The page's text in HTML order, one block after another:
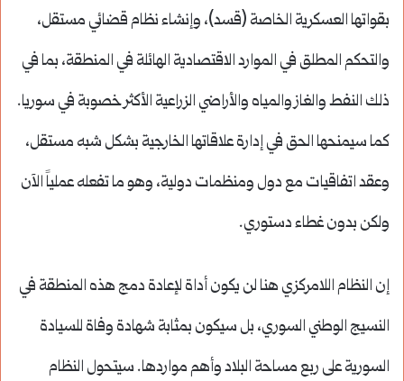
بقواتها العسكرية الخاصة (قسد)، وإنشاء نظام قضائي مستقل،
والتحكم المطلق في الموارد الاقتصادية الهائلة في المنطقة، بما في
ذلك النفط والغاز والمياه والأراضي الزراعية الأكثر خصوبة في سوريا.
كما سيمنحها الحق في إدارة علاقاتها الخارجية بشكل شبه مستقل،
وعقد اتفاقيات مع دول ومنظمات دولية، وهو ما تفعله عملياً الآن
ولكن بدون غطاء دستوري.
إن النظام اللامركزي هنا لن يكون أداة لإعادة دمج هذه المنطقة في
النسيج الوطني السوري، بل سيكون بمثابة شهادة وفاة للسيادة
السورية على ربع مساحة البلاد وأهم مواردها. سيتحول النظام